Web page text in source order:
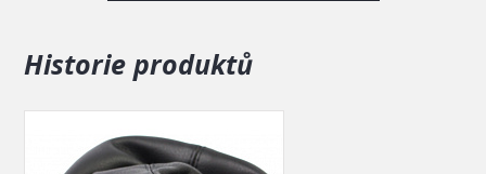
Historie produktů